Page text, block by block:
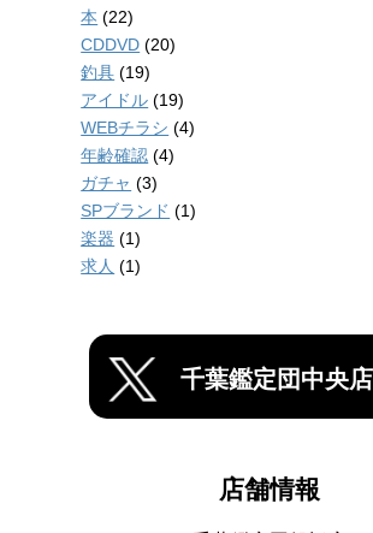
本 (22)
CDDVD (20)
釣具 (19)
アイドル (19)
WEBチラシ (4)
年齢確認 (4)
ガチャ (3)
SPブランド (1)
楽器 (1)
求人 (1)
千葉鑑定団中央
店舗情報